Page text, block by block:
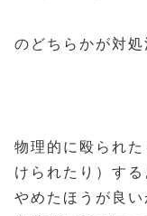
のどちらかが対処
物理的に殴られ
けられたり）す
やめたほうが良